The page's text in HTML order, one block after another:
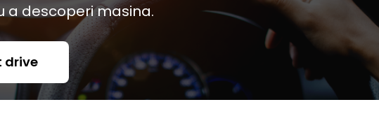
a descoperi masina.
test drive